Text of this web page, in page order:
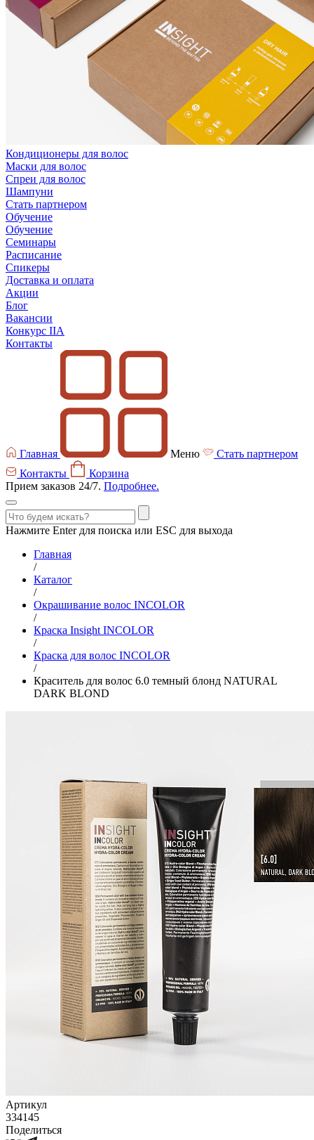
Кондиционеры для волос
Маски для волос
Спреи для волос
Шампуни
Стать партнером
Обучение
Обучение
Семинары
Расписание
Спикеры
Доставка и оплата
Акции
Блог
Вакансии
Конкурс IIA
Контакты
Главная Меню
Стать партнером
Контакты
Корзина
Прием заказов 24/7. Подробнее.
Нажмите Enter для поиска или ESC для выхода
Главная
/
Каталог
/
Окрашивание волос INCOLOR
/
Краска Insight INCOLOR
/
Краска для волос INCOLOR
/
Краситель для волос 6.0 темный блонд NATURAL
DARK BLOND
Артикул
334145
Поделиться